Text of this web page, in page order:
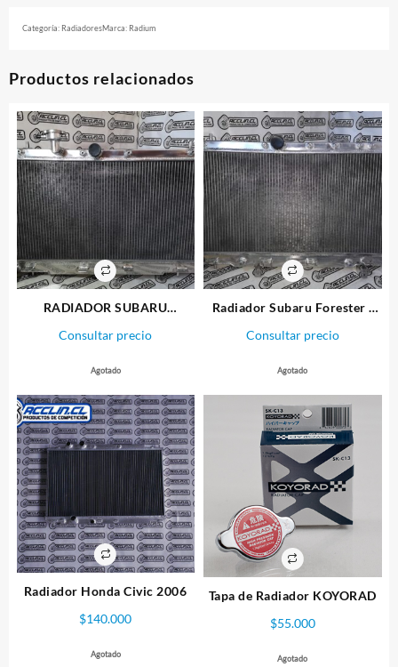
Categoría: RadiadoresMarca: Radium
Productos relacionados
RADIADOR SUBARU
OUTBACK/FORESTER 2000-
Consultar precio
Agotado
Radiador Subaru Forester ;
Consultar precio
Agotado
Radiador Honda Civic 2006
$140.000
Agotado
Tapa de Radiador KOYORAD
$55.000
Agotado